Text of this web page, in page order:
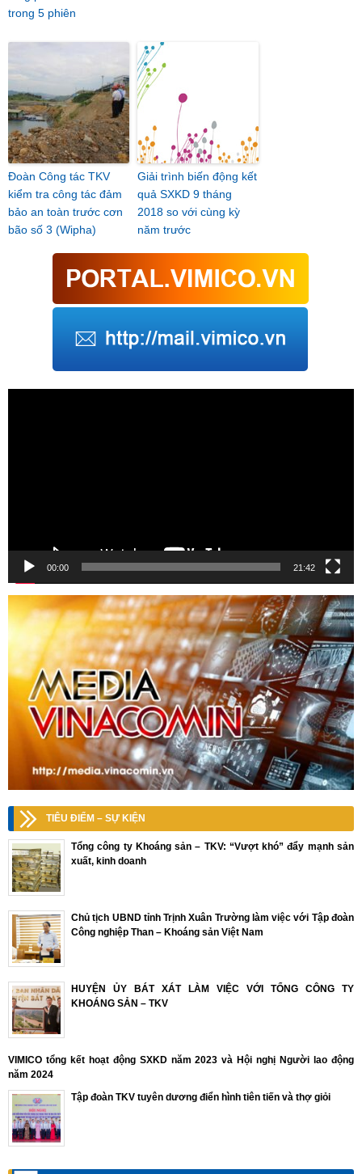
trong 5 phiên
Đoàn Công tác TKV
kiểm tra công tác đảm
bảo an toàn trước cơn
bão số 3 (Wipha)
Giải trình biến động kết
quả SXKD 9 tháng
2018 so với cùng kỳ
năm trước
Trình
00:00 21:42
TIÊU ĐIỂM – SỰ KIỆN
Tổng công ty Khoáng sản – TKV: “Vượt khó” đẩy mạnh sản
xuất, kinh doanh
Chủ tịch UBND tỉnh Trịnh Xuân Trường làm việc với Tập đoàn
Công nghiệp Than – Khoáng sản Việt Nam
HUYỆN ỦY BÁT XÁT LÀM VIỆC VỚI TỔNG CÔNG TY
KHOÁNG SẢN – TKV
VIMICO tổng kết hoạt động SXKD năm 2023 và Hội nghị Người lao động
năm 2024
Tập đoàn TKV tuyên dương điển hình tiên tiến và thợ giỏi